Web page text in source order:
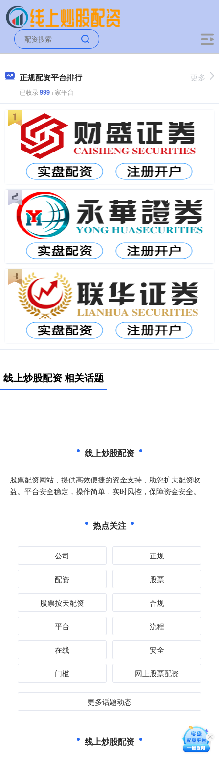
正规配资平台排行
已收录999+家平台
更多
线上炒股配资 相关话题
线上炒股配资
股票配资网站，提供高效便捷的资金支持，助您扩大配资收
益。平台安全稳定，操作简单，实时风控，保障资金安全。
热点关注
公司 正规
配资 股票
股票按天配资 合规
平台 流程
在线 安全
门槛 网上股票配资
更多话题动态
线上炒股配资